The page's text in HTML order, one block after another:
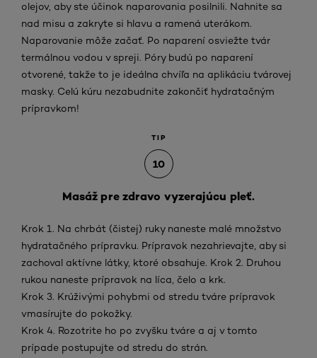
olejov, aby ste účinok naparovania posilnili. Nahnite sa
nad misu a zakryte si hlavu a ramená uterákom.
Naparovanie môže začať. Po naparení osviežte tvár
termálnou vodou v spreji. Póry budú po naparení
otvorené, takže to je ideálna chvíľa na aplikáciu tvárovej
masky. Celú kúru nezabudnite zakončiť hydratačným
prípravkom!
TIP
10
Masáž pre zdravo vyzerajúcu pleť.
Krok 1. Na chrbát (čistej) ruky naneste malé množstvo
hydratačného prípravku. Prípravok nezahrievajte, aby si
zachoval aktívne látky, ktoré obsahuje. Krok 2. Druhou
rukou naneste prípravok na líca, čelo a krk.
Krok 3. Krúživými pohybmi od stredu tváre prípravok
vmasírujte do pokožky.
Krok 4. Rozotrite ho po zvyšku tváre a aj v tomto
prípade postupujte od stredu do strán.